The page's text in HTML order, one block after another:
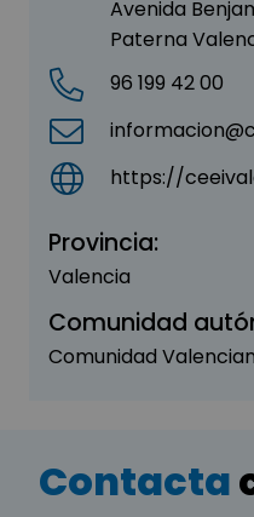
Avenida
Paterna
96 199 42 00
https://
Provincia:
Valencia
Comunidad
Comunidad
Contacta